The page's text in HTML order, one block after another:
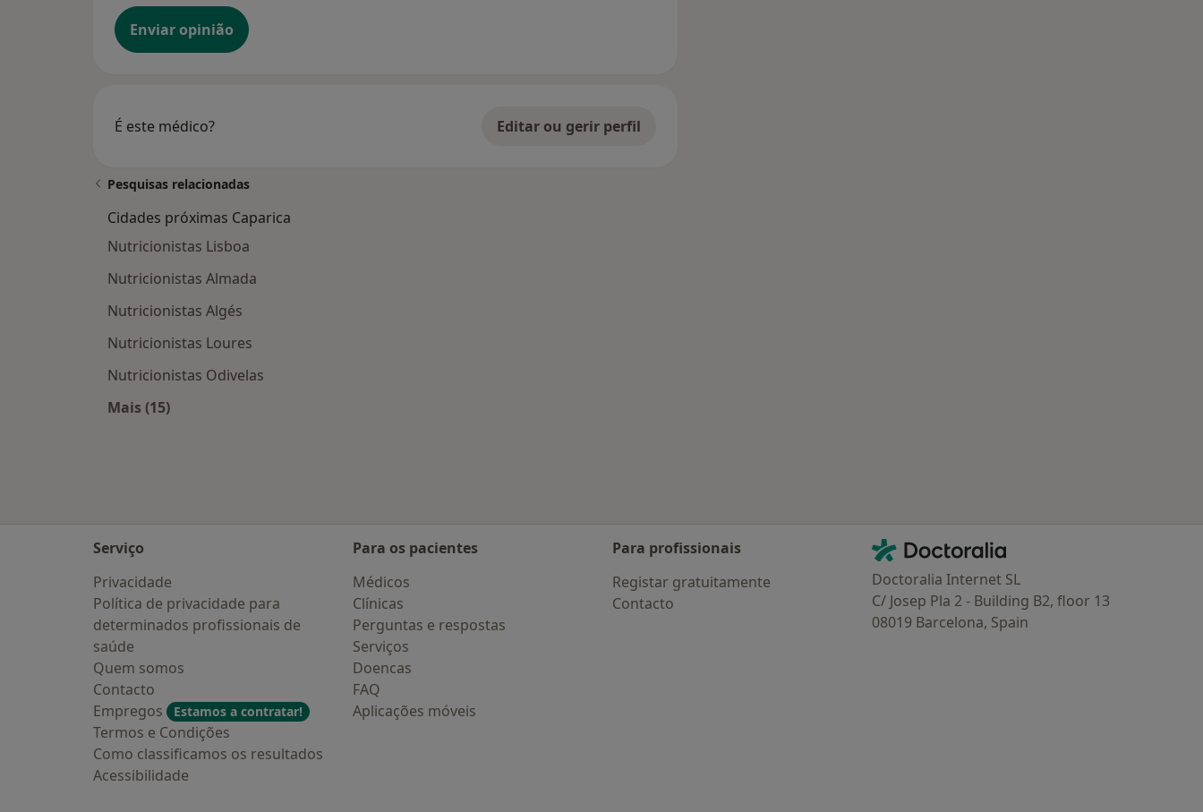
Enviar opinião
É este médico? Editar ou gerir perfil
Pesquisas relacionadas
Cidades próximas Caparica
Nutricionistas Lisboa
Nutricionistas Almada
Nutricionistas Algés
Nutricionistas Loures
Nutricionistas Odivelas
Mais (15)
Serviço
Privacidade
Política de privacidade para
determinados profissionais de
saúde
Quem somos
Contacto
Empregos
Estamos a contratar!
Termos e Condições
Como classificamos os resultados
Acessibilidade
Para os pacientes
Médicos
Clínicas
Perguntas e respostas
Serviços
Doencas
FAQ
Aplicações móveis
Para profissionais
Registar gratuitamente
Contacto
Contacto
Doctoralia - Homepage
Doctoralia Internet SL
C/ Josep Pla 2 - Building B2, floor 13
08019 Barcelona, Spain